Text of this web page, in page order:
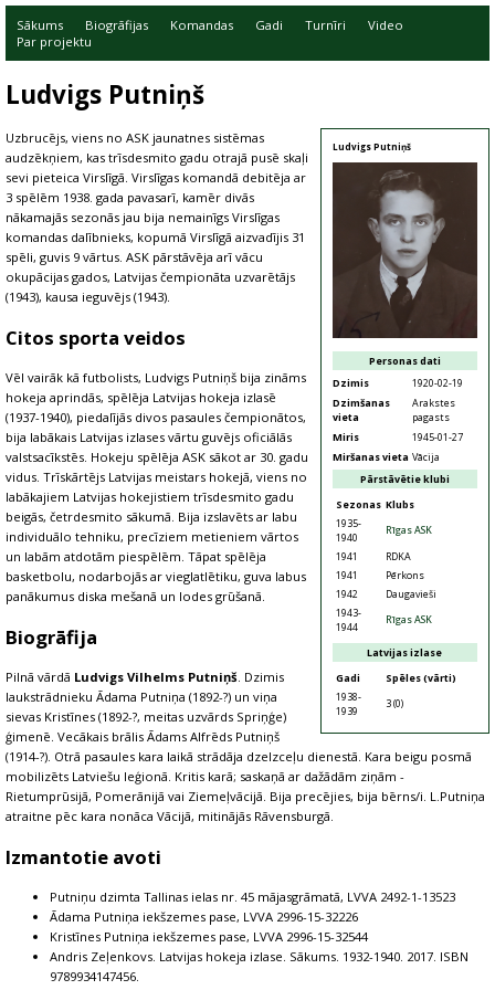
Sākums Biogrāfijas Komandas Gadi Turnīri
Video
Par projektu
Ludvigs Putniņš
Ludvigs Putniņš
Personas dati
Dzimis
1920-02-19
Dzimšanas
vieta
Arakstes
pagasts
Miris
1945-01-27
Miršanas vieta Vācija
Pārstāvētie klubi
Sezonas Klubs
1935-
1940
Rīgas ASK
1941
RDKA
1941
Pērkons
1942
Daugavieši
1943-
1944
Rīgas ASK
Latvijas izlase
Gadi
Spēles (vārti)
1938-
1939
3 (0)
Uzbrucējs, viens no ASK jaunatnes sistēmas
audzēkņiem, kas trīsdesmito gadu otrajā pusē skaļi
sevi pieteica Virslīgā. Virslīgas komandā debitēja ar
3 spēlēm 1938. gada pavasarī, kamēr divās
nākamajās sezonās jau bija nemainīgs Virslīgas
komandas dalībnieks, kopumā Virslīgā aizvadījis 31
spēli, guvis 9 vārtus. ASK pārstāvēja arī vācu
okupācijas gados, Latvijas čempionāta uzvarētājs
(1943), kausa ieguvējs (1943).
Citos sporta veidos
Vēl vairāk kā futbolists, Ludvigs Putniņš bija zināms
hokeja aprindās, spēlēja Latvijas hokeja izlasē
(1937-1940), piedalījās divos pasaules čempionātos,
bija labākais Latvijas izlases vārtu guvējs oficiālās
valstsacīkstēs. Hokeju spēlēja ASK sākot ar 30. gadu
vidus. Trīskārtējs Latvijas meistars hokejā, viens no
labākajiem Latvijas hokejistiem trīsdesmito gadu
beigās, četrdesmito sākumā. Bija izslavēts ar labu
individuālo tehniku, precīziem metieniem vārtos
un labām atdotām piespēlēm. Tāpat spēlēja
basketbolu, nodarbojās ar vieglatlētiku, guva labus
panākumus diska mešanā un lodes grūšanā.
Biogrāfija
Pilnā vārdā Ludvigs Vilhelms Putniņš . Dzimis
laukstrādnieku Ādama Putniņa (1892-?) un viņa
sievas Kristīnes (1892-?, meitas uzvārds Spriņģe)
ģimenē. Vecākais brālis Ādams Alfrēds Putniņš
(1914-?). Otrā pasaules kara laikā strādāja dzelzceļu dienestā. Kara beigu posmā
mobilizēts Latviešu leģionā. Kritis karā; saskaņā ar dažādām ziņām -
Rietumprūsijā, Pomerānijā vai Ziemeļvācijā. Bija precējies, bija bērns/i. L.Putniņa
atraitne pēc kara nonāca Vācijā, mitinājās Rāvensburgā.
Izmantotie avoti
Putniņu dzimta Tallinas ielas nr. 45 mājasgrāmatā, LVVA 2492-1-13523
Ādama Putniņa iekšzemes pase, LVVA 2996-15-32226
Kristīnes Putniņa iekšzemes pase, LVVA 2996-15-32544
Andris Zeļenkovs. Latvijas hokeja izlase. Sākums. 1932-1940. 2017. ISBN
9789934147456.